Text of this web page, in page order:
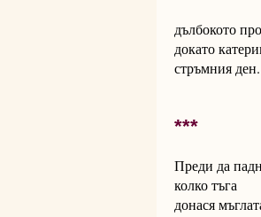
дълбокото
докато
стръмния ден.
***
Преди да
колко тъга
донася